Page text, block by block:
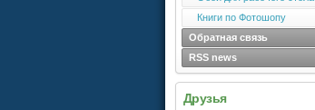
Книги по Фотошопу
Обратная связь
RSS news
Друзья